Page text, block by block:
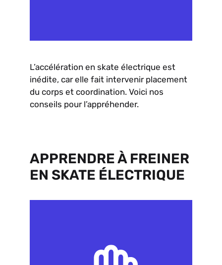
L’accélération en skate électrique est
inédite, car elle fait intervenir placement
du corps et coordination. Voici nos
conseils pour l’appréhender.
APPRENDRE À FREINER
EN SKATE ÉLECTRIQUE